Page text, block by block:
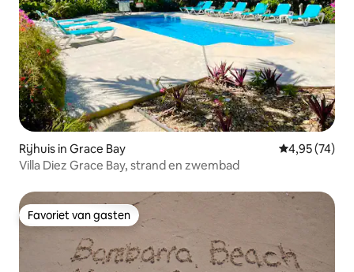
Rijhuis in Grace Bay Gemiddelde
4,95 (74)
Villa Diez Grace Bay, strand en zwembad
Favoriet van gasten
Favoriet van gasten